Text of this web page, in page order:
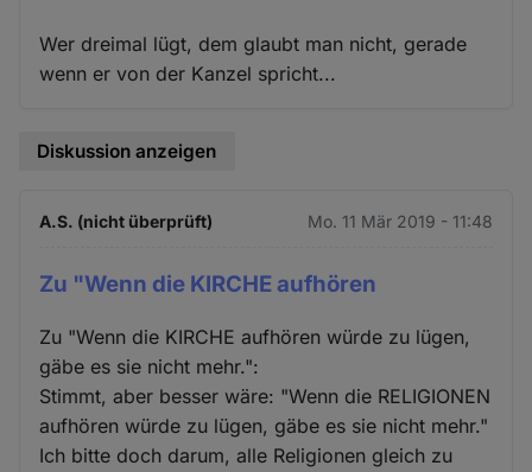
Wer dreimal lügt, dem glaubt man nicht, gerade
wenn er von der Kanzel spricht...
Diskussion anzeigen
A.S. (nicht überprüft) Mo. 11 Mär 2019 - 11:48
Zu "Wenn die KIRCHE aufhören
Zu "Wenn die KIRCHE aufhören würde zu lügen,
gäbe es sie nicht mehr.":
Stimmt, aber besser wäre: "Wenn die RELIGIONEN
aufhören würde zu lügen, gäbe es sie nicht mehr."
Ich bitte doch darum, alle Religionen gleich zu